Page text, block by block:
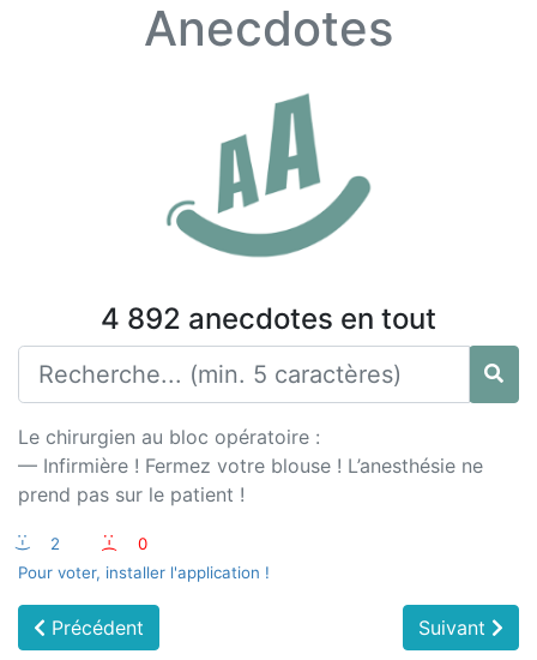
Anecdotes
4 892 anecdotes en tout
Le chirurgien au bloc opératoire :
— Infirmière ! Fermez votre blouse ! L’anesthésie ne
prend pas sur le patient !
:-) 2 :-(
0
Pour voter, installer l'application !
Précédent Suivant